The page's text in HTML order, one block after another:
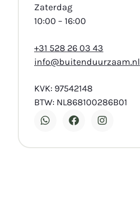
Zaterdag
10:00 – 16:00
+31 528 26 03 43
info@buitenduurzaam.nl
KVK: 97542148
BTW: NL868100286B01